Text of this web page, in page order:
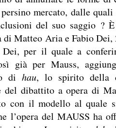
mercato, dalle
del suo saggio ?
di Matteo Aria e Fabio
Dei, per il quale a
già per Mauss,
di hau, lo spirito della
del dibattito a opera di
con il modello al quale
l’opera del MAUSS ha